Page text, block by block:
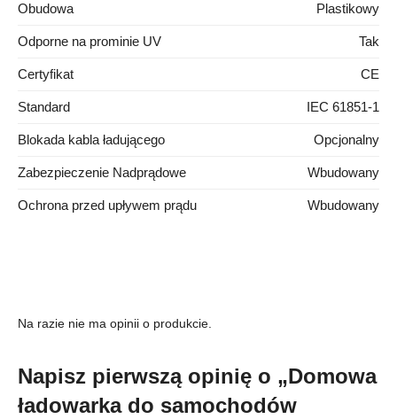
Obudowa Plastikowy
Odporne na prominie UV Tak
Certyfikat CE
Standard IEC 61851-1
Blokada kabla ładującego Opcjonalny
Zabezpieczenie Nadprądowe Wbudowany
Ochrona przed upływem prądu Wbudowany
Na razie nie ma opinii o produkcie.
Napisz pierwszą opinię o „Domowa
ładowarka do samochodów